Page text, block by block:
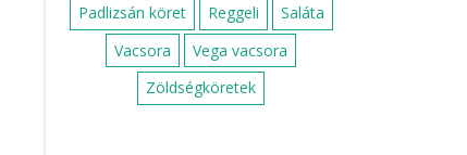
Padlizsán köret
Reggeli
Saláta
Vacsora
Vega vacsora
Zöldségköretek